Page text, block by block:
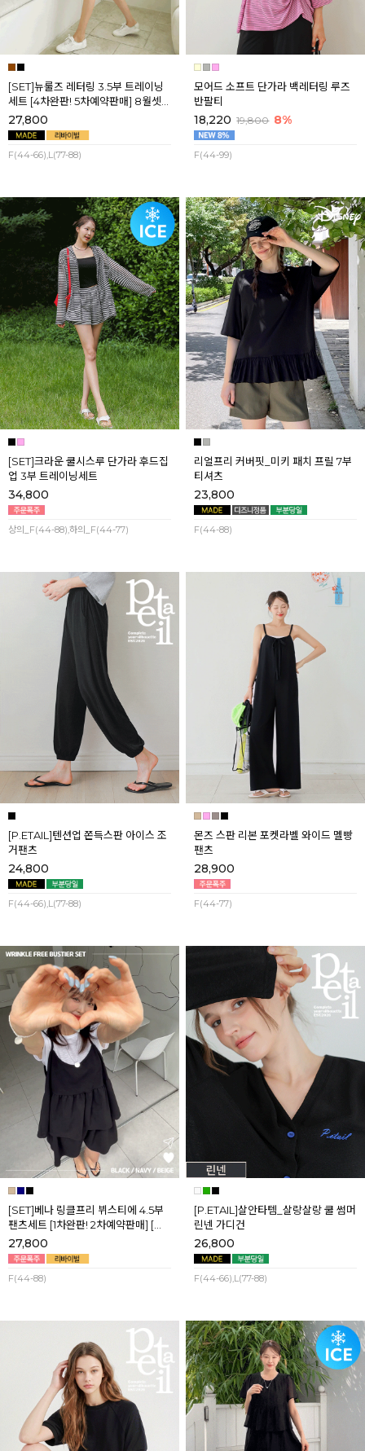
[SET]뉴룰즈 레터링 3.5부 트레이닝
세트 [4차완판! 5차예약판매] 8월셋
째주 순차배송
27,800
F(44-66),L(77-88)
모어드 소프트 단가라 백레터링 루즈
반팔티
18,220 19,800 8%
F(44-99)
[SET]크라운 쿨시스루 단가라 후드집
업 3부 트레이닝세트
34,800
상의_F(44-88),하의_F(44-77)
리얼프리 커버핏_미키 패치 프릴 7부
티셔츠
23,800
F(44-88)
[P.ETAIL]텐션업 쫀득스판 아이스 조
거팬츠
24,800
F(44-66),L(77-88)
몬즈 스판 리본 포켓라벨 와이드 멜빵
팬츠
28,900
F(44-77)
[SET]베나 링클프리 뷔스티에 4.5부
팬츠세트 [1차완판! 2차예약판매] [네
이비,블랙] 8월셋째주 순차배송
27,800
F(44-88)
[P.ETAIL]살안타템_살랑살랑 쿨 썸머
린넨 가디건
26,800
F(44-66),L(77-88)